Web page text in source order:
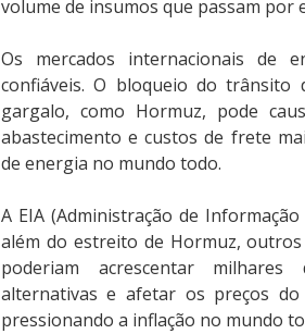
volume de insumos que passam por
Os mercados internacionais de
confiáveis. O bloqueio do
gargalo, como Hormuz, pode
abastecimento e custos de frete
de energia no mundo todo.
A EIA (Administração de
além do estreito de Hormuz,
poderiam acrescentar
alternativas e afetar os preços
pressionando a inflação no mundo